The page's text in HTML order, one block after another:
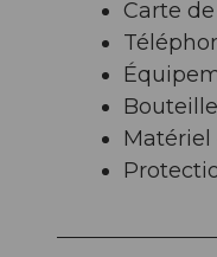
Carte
Matériel